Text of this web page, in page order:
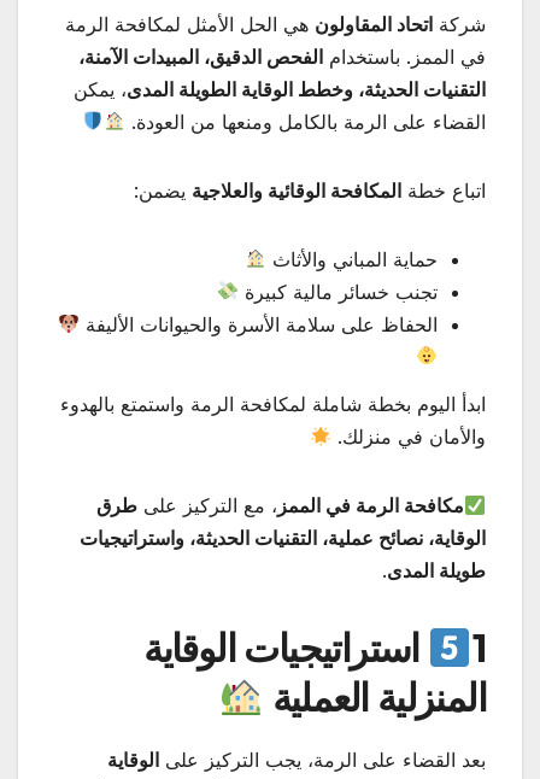
شركة اتحاد المقاولون هي الحل الأمثل لمكافحة الرمة
في الممز. باستخدام الفحص الدقيق، المبيدات الآمنة،
التقنيات الحديثة، وخطط الوقاية الطويلة المدى، يمكن
القضاء على الرمة بالكامل ومنعها من العودة.
اتباع خطة المكافحة الوقائية والعلاجية يضمن:
حماية المباني والأثاث
تجنب خسائر مالية كبيرة
الحفاظ على سلامة الأسرة والحيوانات الأليفة
ابدأ اليوم بخطة شاملة لمكافحة الرمة واستمتع بالهدوء
والأمان في منزلك.
مكافحة الرمة في الممز ، مع التركيز علىطرق
الوقاية، نصائح عملية، التقنيات الحديثة، واستراتيجيات
طويلة المدى.
1
استراتيجيات الوقاية
المنزلية العملية
بعد القضاء على الرمة، يجب التركيز على الوقاية